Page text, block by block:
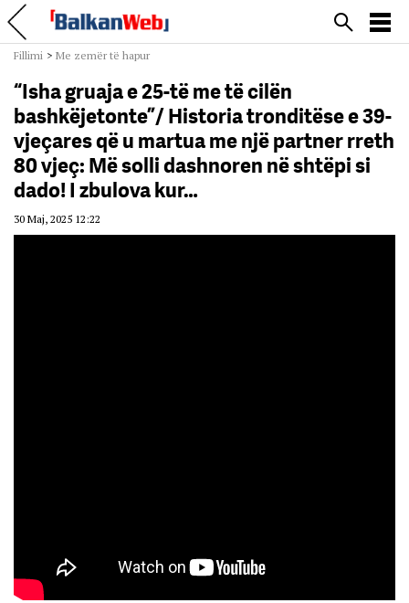
Fillimi > Me zemër të hapur
“Isha gruaja e 25-të me të cilën
bashkëjetonte”/ Historia tronditëse e 39-
vjeçares që u martua me një partner rreth
80 vjeç: Më solli dashnoren në shtëpi si
dado! I zbulova kur…
30 Maj, 2025 12:22